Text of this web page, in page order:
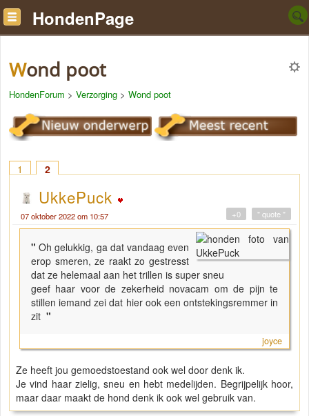
HondenPage
Wond poot
HondenForum > Verzorging > Wond poot
1 2
UkkePuck
07 oktober 2022 om 10:57 " quote "
+0
"Oh gelukkig, ga dat vandaag even
erop smeren, ze raakt zo gestresst
dat ze helemaal aan het trillen is super sneu
geef haar voor de zekerheid novacam om de pijn te
stillen iemand zei dat hier ook een ontstekingsremmer in
zit "
joyce
Ze heeft jou gemoedstoestand ook wel door denk ik.
Je vind haar zielig, sneu en hebt medelijden. Begrijpelijk hoor,
maar daar maakt de hond denk ik ook wel gebruik van.